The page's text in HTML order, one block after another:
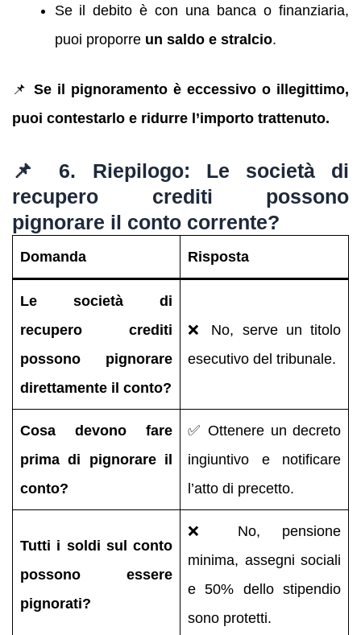
Se il debito è con una banca o finanziaria,
puoi proporre un saldo e stralcio.
📌 Se il pignoramento è eccessivo o illegittimo,
puoi contestarlo e ridurre l’importo trattenuto.
📌 6. Riepilogo: Le società di
recupero crediti possono
pignorare il conto corrente?
Domanda Risposta
Le società di
recupero crediti
possono pignorare
direttamente il conto?
❌ No, serve un titolo
esecutivo del tribunale.
Cosa devono fare
prima di pignorare il
conto?
✅ Ottenere un decreto
ingiuntivo e notificare
l’atto di precetto.
Tutti i soldi sul conto
possono essere
pignorati?
❌ No, pensione
minima, assegni sociali
e 50% dello stipendio
sono protetti.